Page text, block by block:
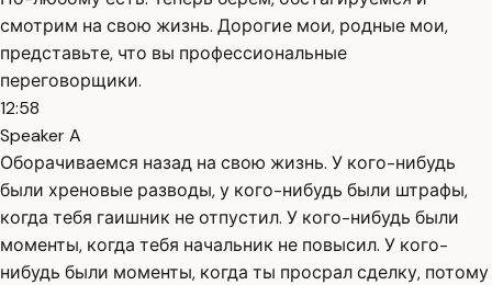
смотрим на свою жизнь. Дорогие мои, родные мои,
представьте, что вы профессиональные
переговорщики.
12:58
Speaker A
Оборачиваемся назад на свою жизнь. У кого-нибудь
были хреновые разводы, у кого-нибудь были штрафы,
когда тебя гаишник не отпустил. У кого-нибудь были
моменты, когда тебя начальник не повысил. У кого-
нибудь были моменты, когда ты просрал сделку, потому